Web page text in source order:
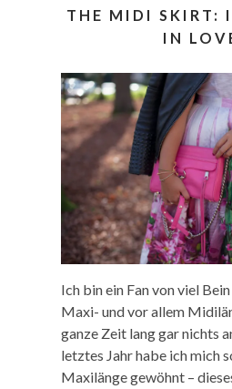
THE MIDI SKIRT: I
IN
Ich bin ein Fan von viel
Maxi- und vor allem
ganze Zeit lang gar nichts
letztes Jahr habe ich mich
Maxilänge gewöhnt –